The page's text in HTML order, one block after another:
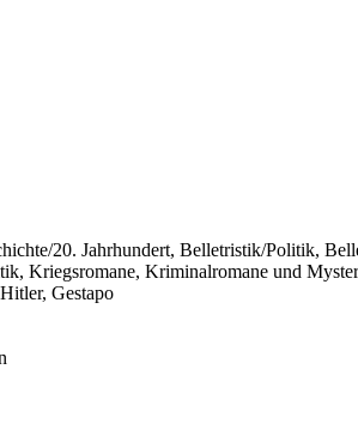
20. Jahrhundert, Belletristik/Politik,
Kriegsromane, Kriminalromane und
Gestapo